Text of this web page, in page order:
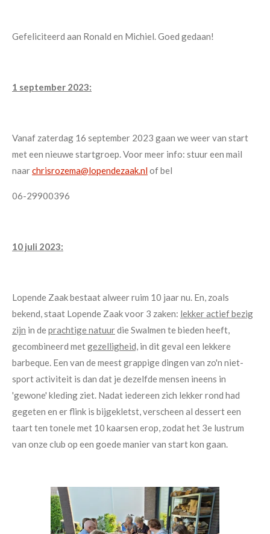
Gefeliciteerd aan Ronald en Michiel. Goed gedaan!
1 september 2023:
Vanaf zaterdag 16 september 2023 gaan we weer van start
met een nieuwe startgroep. Voor meer info: stuur een mail
naarchrisrozema@lopendezaak.nlof bel
06-29900396
10 juli 2023:
Lopende Zaak bestaat alweer ruim 10 jaar nu. En, zoals
bekend, staat Lopende Zaak voor 3 zaken: lekker actief bezig
zijn in deprachtige natuurdie Swalmen te bieden heeft,
gecombineerd metgezelligheid, in dit geval een lekkere
barbeque. Een van de meest grappige dingen van zo'n niet-
sport activiteit is dan dat je dezelfde mensen ineens in
'gewone' kleding ziet. Nadat iedereen zich lekker rond had
gegeten en er flink is bijgekletst, verscheen al dessert een
taart ten tonele met 10 kaarsen erop, zodat het 3e lustrum
van onze club op een goede manier van start kon gaan.